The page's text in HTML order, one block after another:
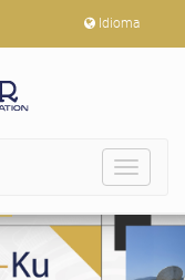
Idioma
Toggle